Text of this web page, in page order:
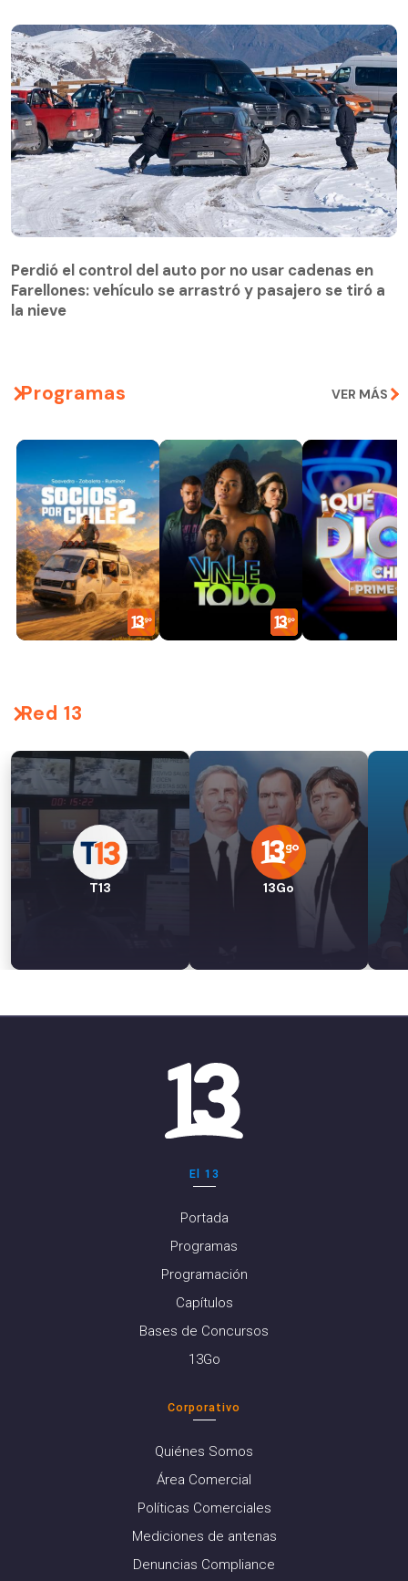
Farellones: vehículo se arrastró y pasajero se tiró a
la nieve
Perdió el control del auto por no usar cadenas en
Farellones: vehículo se arrastró y pasajero se tiró a
la nieve
Programas VER MÁS
Red 13
T13 13Go
El 13
Portada
Programas
Programación
Capítulos
Bases de Concursos
13Go
Corporativo
Quiénes Somos
Área Comercial
Políticas Comerciales
Mediciones de antenas
Denuncias Compliance